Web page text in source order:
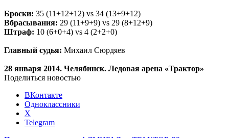
Броски: 35 (11+12+12) vs 34 (13+9+12)
Вбрасывания: 29 (11+9+9) vs 29 (8+12+9)
Штраф: 10 (6+0+4) vs 4 (2+2+0)
Главный судья: Михаил Сюрдяев
28 января 2014. Челябинск. Ледовая арена «Трактор»
Поделиться новостью
ВКонтакте
Одноклассники
X
Telegram